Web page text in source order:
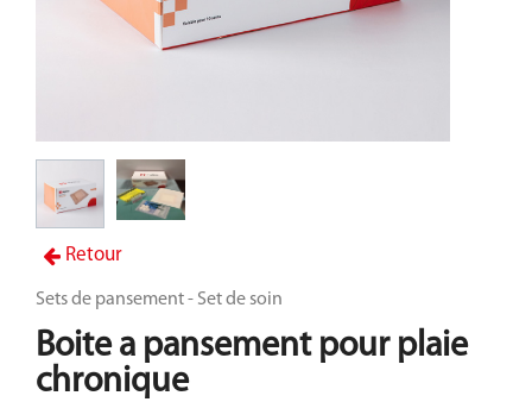
Retour
Sets de pansement - Set de soin
Boite a pansement pour plaie
chronique